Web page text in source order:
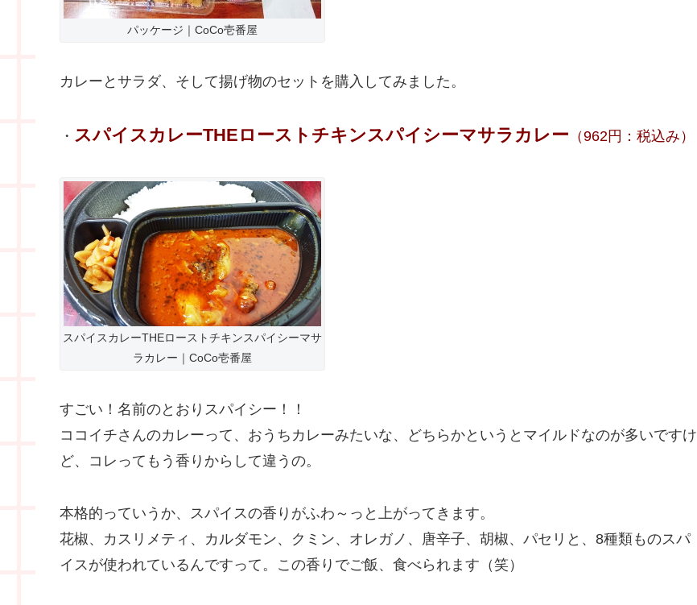
パッケージ｜CoCo壱番屋
カレーとサラダ、そして揚げ物のセットを購入してみました。
・ スパイスカレーTHEローストチキンスパイシーマサラカレー （962円：税込み）
スパイスカレーTHEローストチキンスパイシーマサ
ラカレー｜CoCo壱番屋
すごい！名前のとおりスパイシー！！
ココイチさんのカレーって、おうちカレーみたいな、どちらかというとマイルドなのが多いですけ
ど、コレってもう香りからして違うの。
本格的っていうか、スパイスの香りがふわ～っと上がってきます。
花椒、カスリメティ、カルダモン、クミン、オレガノ、唐辛子、胡椒、パセリと、8種類ものスパ
イスが使われているんですって。この香りでご飯、食べられます（笑）